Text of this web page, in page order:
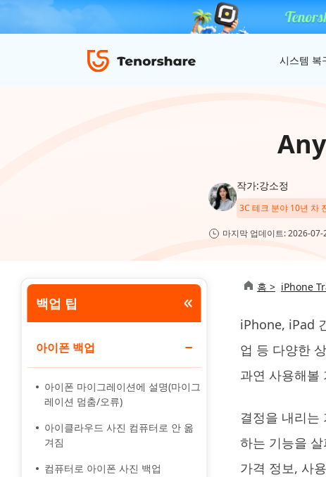
iAnyGo
시스템 복
iOS 18 베타 포함 150개 이상 iOS 시스템
ReiBoot - Android 시스템 복구
A-B-C 처럼 안드로이드 시스템 복구
비밀번호 없이 아이폰/아이패드 잠금해제
4uKey - 안드로이드 잠금 해제
안드로이드 화면 비밀번호&구글 락 제거
4DDiG 파티션 관리
간단하고 안전한 시스템 마이그레이션 도구
PDNob - MacOS용 PDF 편집기
맥에서 Al를 사용하여 PDF 편집 및 관리
Tenorshare PixPretty
인물 사진 편집기
작가:강소정
3C 테크 분야 10년 차
마지막 업데이트: 2026-07-
백업 팁
아이폰 백업
아이폰 마이그레이션에 설명(마이그
레이션 멈춤/오류)
아이클라우드 사진 컴퓨터로 안 옮
겨짐
컴퓨터로 아이폰 사진 백업
홈 > iPhone
iPhone, iPad
업 등 다양한
과연 사용해볼
결정을 내리는
하는 기능을
가격 정보, 사